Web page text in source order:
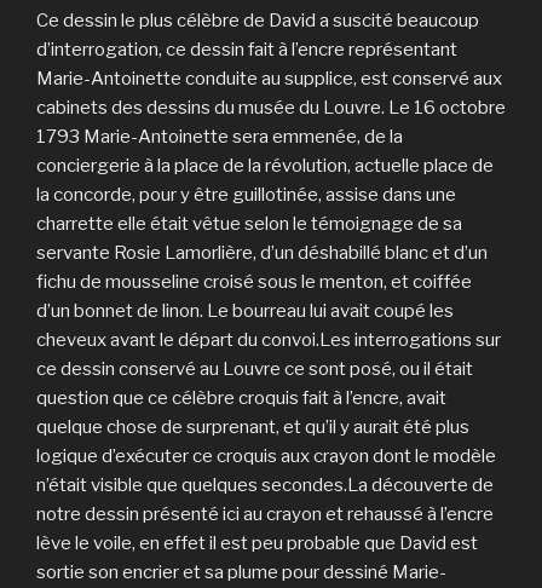
Ce dessin le plus célèbre de David a suscité beaucoup
d’interrogation, ce dessin fait à l’encre représentant
Marie-Antoinette conduite au supplice, est conservé aux
cabinets des dessins du musée du Louvre. Le 16 octobre
1793 Marie-Antoinette sera emmenée, de la
conciergerie à la place de la révolution, actuelle place de
la concorde, pour y être guillotinée, assise dans une
charrette elle était vêtue selon le témoignage de sa
servante Rosie Lamorlière, d’un déshabillé blanc et d’un
fichu de mousseline croisé sous le menton, et coiffée
d’un bonnet de linon. Le bourreau lui avait coupé les
cheveux avant le départ du convoi.Les interrogations sur
ce dessin conservé au Louvre ce sont posé, ou il était
question que ce célèbre croquis fait à l’encre, avait
quelque chose de surprenant, et qu’il y aurait été plus
logique d’exécuter ce croquis aux crayon dont le modèle
n’était visible que quelques secondes.La découverte de
notre dessin présenté ici au crayon et rehaussé à l’encre
lève le voile, en effet il est peu probable que David est
sortie son encrier et sa plume pour dessiné Marie-